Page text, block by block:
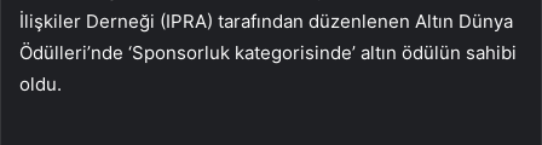
İlişkiler Derneği (IPRA) tarafından düzenlenen Altın Dünya
Ödülleri’nde ‘Sponsorluk kategorisinde’ altın ödülün sahibi
oldu.